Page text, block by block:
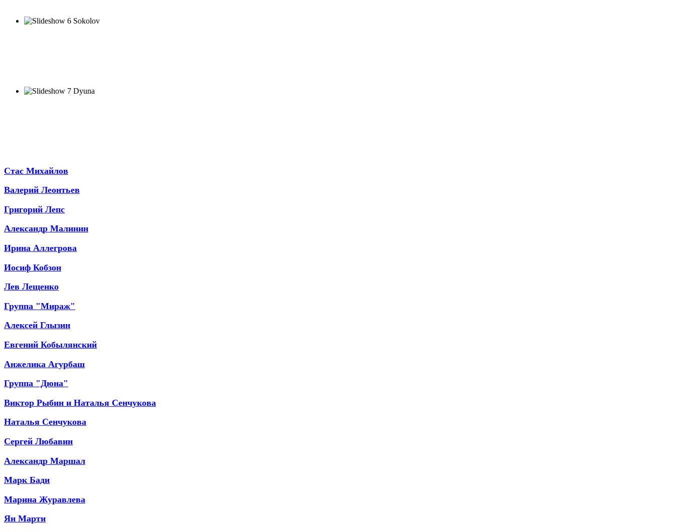
Стас Михайлов
Валерий Леонтьев
Григорий Лепс
Александр Малинин
Ирина Аллегрова
Иосиф Кобзон
Лев Лещенко
Группа "Мираж"
Алексей Глызин
Евгений Кобылянский
Анжелика Агурбаш
Группа "Дюна"
Виктор Рыбин и Наталья Сенчукова
Наталья Сенчукова
Сергей Любавин
Александр Маршал
Марк Бади
Марина Журавлева
Ян Марти